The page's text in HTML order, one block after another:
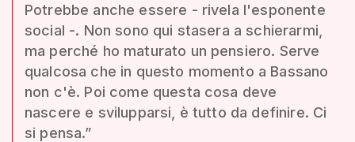
Potrebbe anche essere - rivela l'esponente
social -. Non sono qui stasera a schierarmi,
ma perché ho maturato un pensiero. Serve
qualcosa che in questo momento a Bassano
non c'è. Poi come questa cosa deve
nascere e svilupparsi, è tutto da definire. Ci
si pensa.”